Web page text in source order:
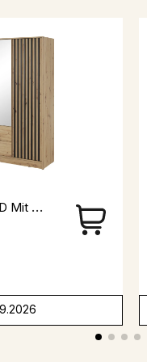
Kleiderschrank John 4D Mit Spiegiel Artisan + Schwarz